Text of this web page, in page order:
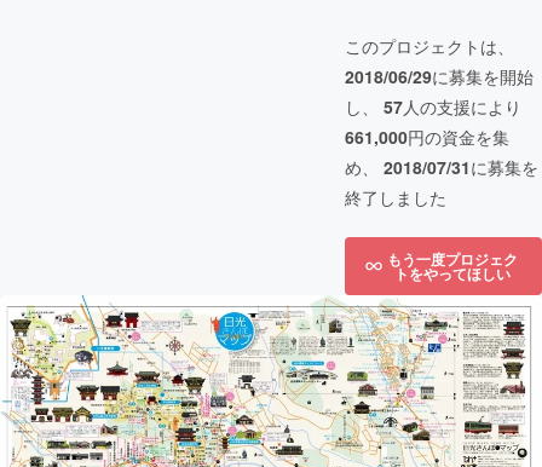
このプロジェクトは、
2018/06/29に募集を開始
し、 57人の支援により
661,000円の資金を集
め、 2018/07/31に募集を
終了しました
もう一度プロジェク
トをやってほしい